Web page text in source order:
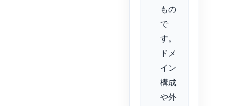
もの
で
す。
ドメ
イン
構成
や外